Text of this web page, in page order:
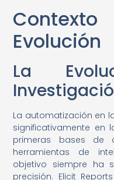
Evolución
La
La automatización en
significativamente en
primeras bases de
herramientas de
objetivo siempre ha
precisión. Elicit